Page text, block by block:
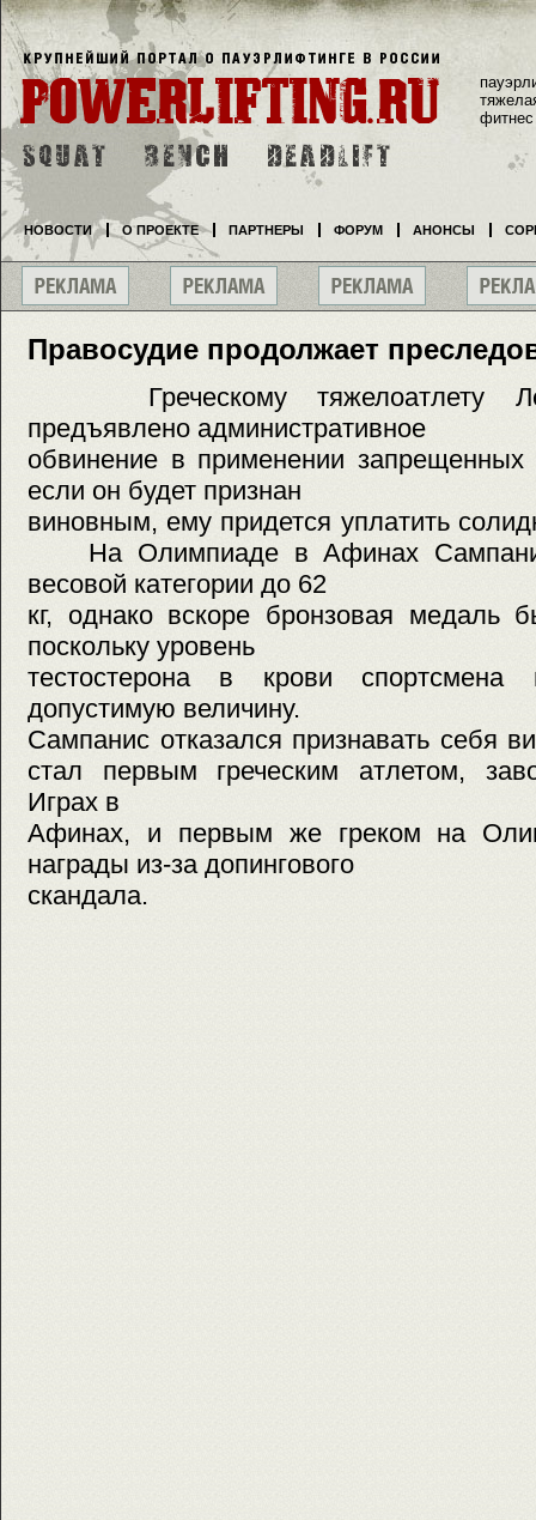
Правосудие продолжает
Греческому тяжелоатлету
предъявлено административное
обвинение в применении запрещенных
если он будет признан
виновным, ему придется уплатить
На Олимпиаде в Афинах
весовой категории до 62
кг, однако вскоре бронзовая медаль
поскольку уровень
тестостерона в крови спортсмена
допустимую величину.
Сампанис отказался признавать
стал первым греческим атлетом,
Играх в
Афинах, и первым же греком на
награды из-за допингового
скандала.
фитнес
НОВОСТИ О ПРОЕКТЕ ПАРТНЕРЫ ФОРУМ АНОНСЫ